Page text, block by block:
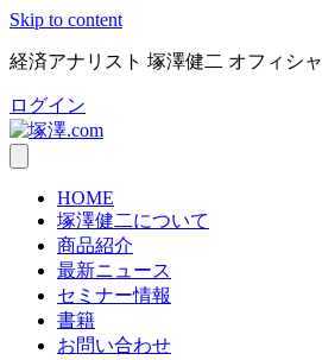
Skip to content
経済アナリスト 塚澤健二 オフィシ
ログイン
HOME
塚澤健二について
商品紹介
最新ニュース
セミナー情報
書籍
お問い合わせ